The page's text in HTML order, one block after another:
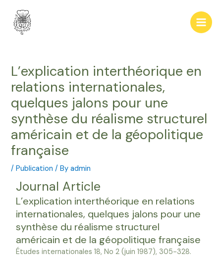
content
Main
L’explication interthéorique en
relations internationales,
quelques jalons pour une
synthèse du réalisme structurel
américain et de la géopolitique
française
/Publication / Byadmin
Journal Article
L’explication interthéorique en relations
internationales, quelques jalons pour une
synthèse du réalisme structurel
américain et de la géopolitique française
Études internationales 18, No 2 (juin 1987), 305-328.
navigation